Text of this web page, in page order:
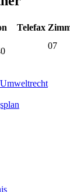
Telefax
07